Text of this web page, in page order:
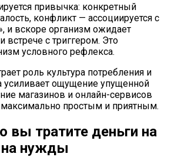
привычка: конкретный
конфликт — ассоциируется с
и вскоре организм ожидает
встрече с триггером. Это
условного рефлекса.
роль культура потребления и
усиливает ощущение упущенной
магазинов и онлайн-сервисов
максимально простым и приятным.
вы тратите деньги на
на нужды